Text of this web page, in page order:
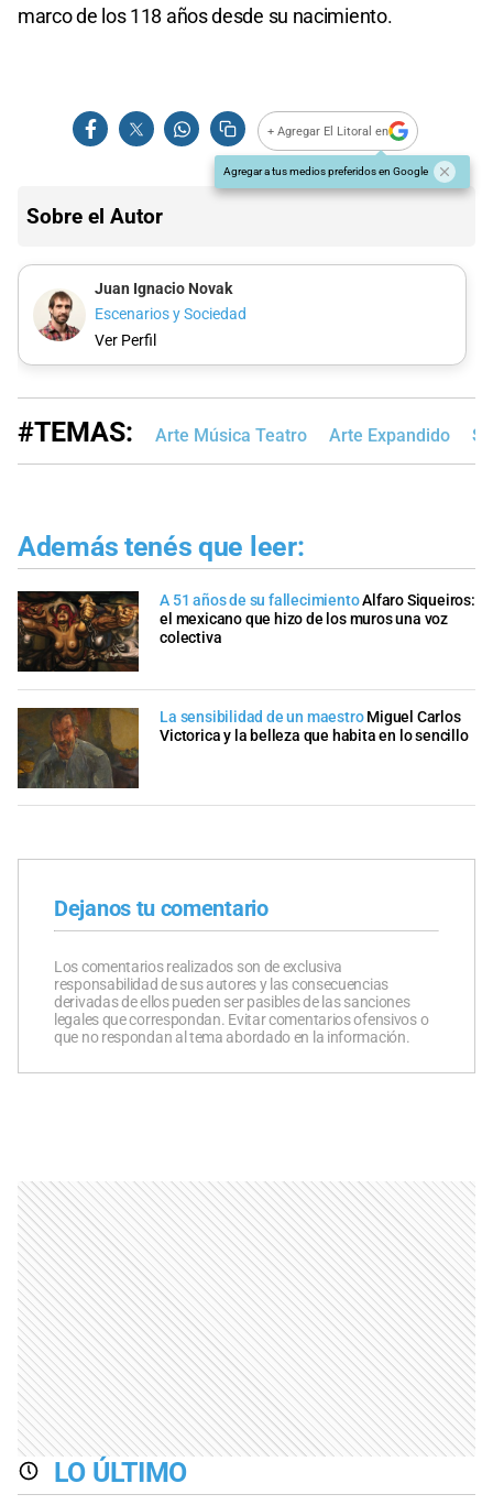
marco de los 118 años desde su nacimiento.
+ Agregar El Litoral en
Agregar a tus medios preferidos en Google
Sobre el Autor
Juan Ignacio Novak
Escenarios y Sociedad
Ver Perfil
#TEMAS: Arte Música Teatro Arte Expandido
Además tenés que leer:
A 51 años de su fallecimientoAlfaro Siqueiros:
el mexicano que hizo de los muros una voz
colectiva
La sensibilidad de un maestro Miguel Carlos
Victorica y la belleza que habita en lo sencillo
Dejanos tu comentario
Los comentarios realizados son de exclusiva
responsabilidad de sus autores y las consecuencias
derivadas de ellos pueden ser pasibles de las sanciones
legales que correspondan. Evitar comentarios ofensivos o
que no respondan al tema abordado en la información.
LO ÚLTIMO